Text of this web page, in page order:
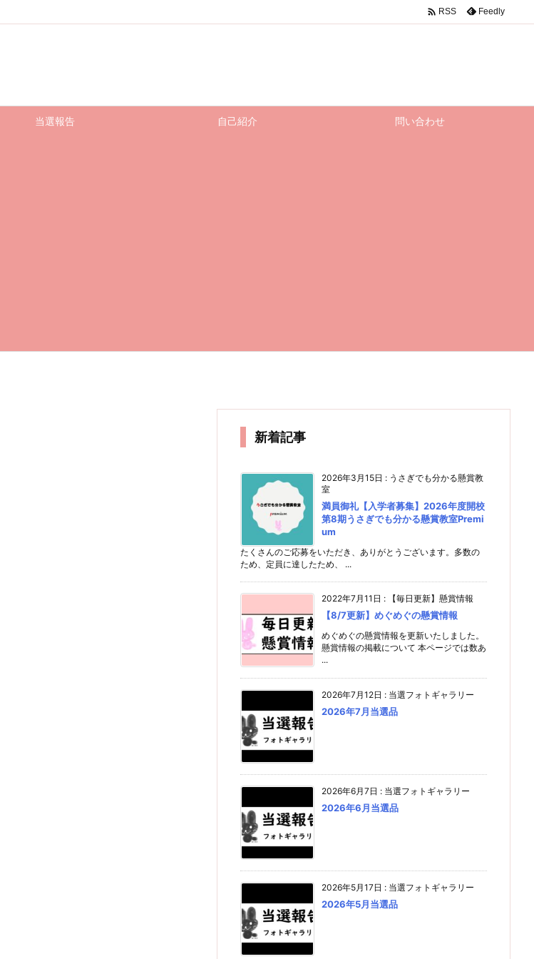
当選報告 自己紹介 問い合わせ
 RSS Feedly
新着記事
2026年3月15日 : うさぎでも分かる懸賞教
室
満員御礼【入学者募集】2026年度開校
第8期うさぎでも分かる懸賞教室Premi
um
たくさんのご応募をいただき、ありがとうございます。多数の
ため、定員に達したため、 ...
2022年7月11日 : 【毎日更新】懸賞情報
【8/7更新】めぐめぐの懸賞情報
めぐめぐの懸賞情報を更新いたしました。
懸賞情報の掲載について 本ページでは数あ
...
2026年7月12日 : 当選フォトギャラリー
2026年7月当選品
2026年6月7日 : 当選フォトギャラリー
2026年6月当選品
2026年5月17日 : 当選フォトギャラリー
2026年5月当選品